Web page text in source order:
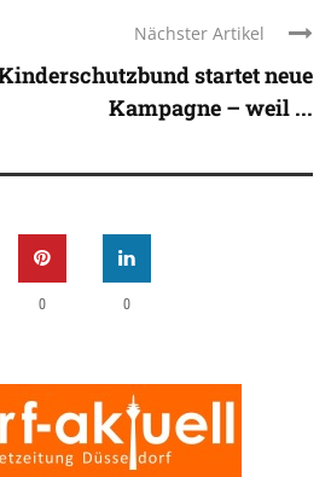
Nächster Artikel
startet neue
Kampagne – weil ...
0 0